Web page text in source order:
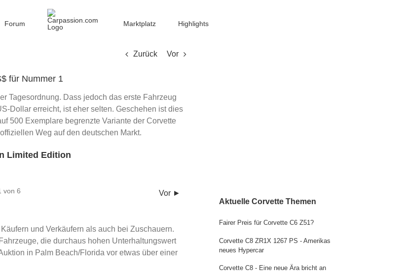
Forum Marktplatz Highlights
Zurück Vor
für Nummer 1
Tagesordnung. Dass jedoch das erste Fahrzeug
Dollar erreicht, ist eher selten. Geschehen ist dies
500 Exemplare begrenzte Variante der Corvette
Weg auf den deutschen Markt.
Limited Edition
Vor ►
von 6
und Verkäufern als auch bei Zuschauern.
die durchaus hohen Unterhaltungswert
in Palm Beach/Florida vor etwas über einer
Aktuelle Corvette Themen
Fairer Preis für Corvette C6 Z51?
Corvette C8 ZR1X 1267 PS - Amerikas
neues Hypercar
Corvette C8 - Eine neue Ära bricht an